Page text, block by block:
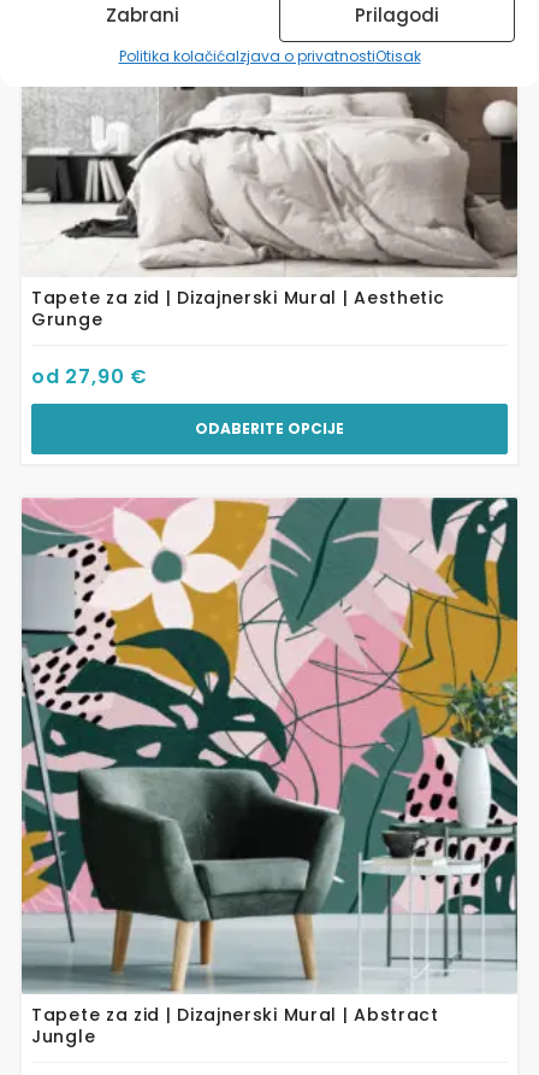
Zabrani Prilagodi
Politika kolačićaIzjava o privatnostiOtisak
Tapete za zid | Dizajnerski Mural | Aesthetic
Grunge
od 27,90 €
ODABERITE OPCIJE
Tapete za zid | Dizajnerski Mural | Abstract
Jungle
Ovaj
proizvod
varijanti.
Opcije
se
mogu
odabrati
na
stranici
proizvoda